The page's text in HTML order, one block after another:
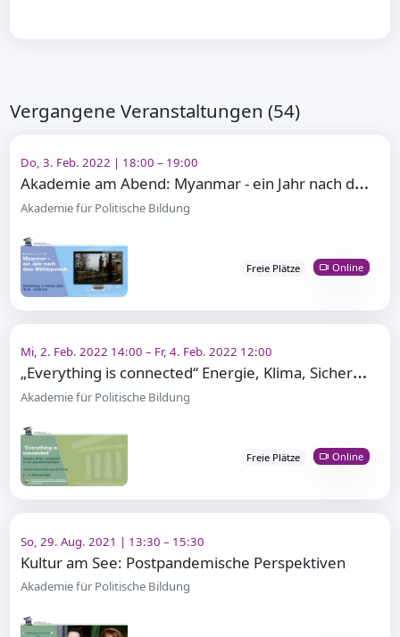
Vergangene Veranstaltungen (54)
Do, 3. Feb. 2022 | 18:00 – 19:00
A
kademie am Abend: Myanmar - ein Jahr nach dem Militärputsch
Akademie für Politische Bildung
Freie Plätze Online
Mi, 2. Feb. 2022 14:00 – Fr, 4. Feb. 2022 12:00
„
Everything is connected“ Energie, Klima, Sicherheit in der globalisierten Welt
Akademie für Politische Bildung
Freie Plätze Online
So, 29. Aug. 2021 | 13:30 – 15:30
Kultur am See: Postpandemische Perspektiven
Akademie für Politische Bildung